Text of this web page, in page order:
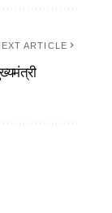
ARTICLE